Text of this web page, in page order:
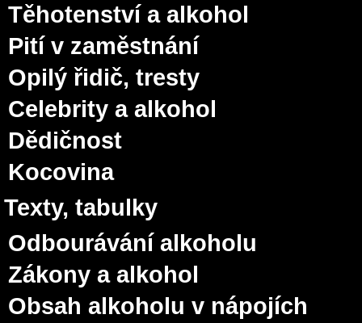
Těhotenství a alkohol
Pití v zaměstnání
Opilý řidič, tresty
Celebrity a alkohol
Dědičnost
Kocovina
Texty, tabulky
Odbourávání alkoholu
Zákony a alkohol
Obsah alkoholu v nápojích